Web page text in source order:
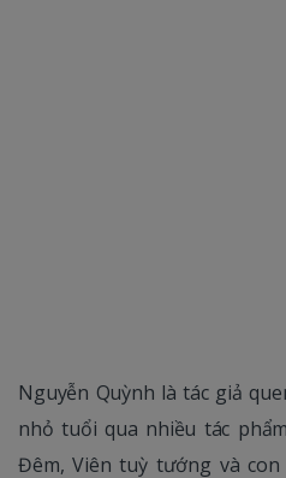
Nguyễn Quỳnh là tác giả
nhỏ tuổi qua nhiều tác
Đêm, Viên tuỳ tướng và